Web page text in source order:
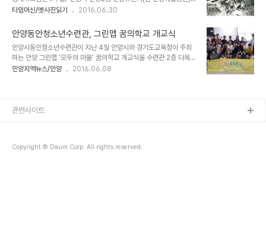
은 나름의 뜻과 고유의 이름을 지닌 특별한 것이고 독특한 특색대로 풍
절이 오물오물 되살아난다.
초입에 있던 낙원마을에서 우물제를 지내는 1970년대 모습으로 사진
이며 사진 좌측 끝자락이 관악역 방향이다. 낙원마을은 1990년대 말
까지만 하더라도 안양시가 유알하게 전통마을로 지정했던 곳으로 고
유풍습인 전통 세시풍속을 이어가고 있으며, 절기와 명절 때마다 마을
합동으로 행사를 지내왔었는데 2004년 무렵 택지개발을 통해 과거
옛 집들은 전부 없어지고 그 자리에는 대신 40여채의 고급 주택들이
타임머신/옛사진읽기 2016.06.30
안양동안청소년수련관, 그린맵 꿈의학교 개교식
안양시동안청소년수련관이 지난 4일 안양시와 경기도교육청이 주최
하는 안양 그린맵 ‘모두의 마을’ 꿈의학교 개교식을 수련관 2층 다목적
실에서 가졌다. 안양 그린맵 ‘모두의 마을’ 꿈의학교는 지속가능 발전
의 마을은 안양 관내 초·중·고등학교 청소년 70명으로 구성되며, 3가
월간 운영된다. 개교식에 참석한 ..
안양지역뉴스/안양 2016.06.08
Copyright © Daum Corp. All rights reserved.
관련사이트